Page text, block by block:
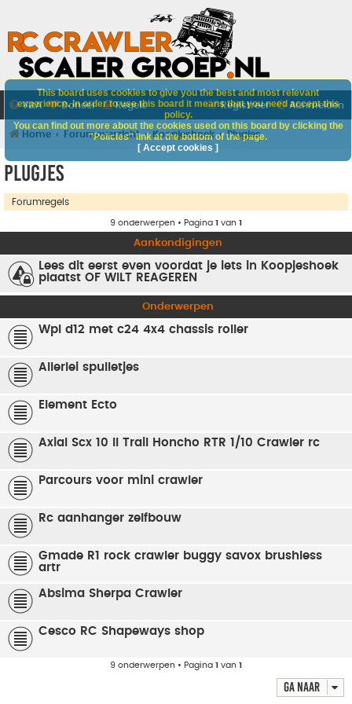
V&A Doneer Regels Aanmelden
Registreer
Home Forumoverzicht Koopjeshoek Plugjes
Plugjes
Forumregels
9 onderwerpen • Pagina 1 van 1
Aankondigingen
Lees dit eerst even voordat je iets in Koopjeshoek
plaatst OF WILT REAGEREN
Onderwerpen
Wpl d12 met c24 4x4 chassis roller
Allerlei spulletjes
Element Ecto
Axial Scx 10 II Trail Honcho RTR 1/10 Crawler rc
Parcours voor mini crawler
Rc aanhanger zelfbouw
Gmade R1 rock crawler buggy savox brushless
artr
Absima Sherpa Crawler
Cesco RC Shapeways shop
9 onderwerpen • Pagina 1 van 1
Ga naar
This board uses cookies to give you the best and most relevant
experience. In order to use this board it means that you need accept this
policy.
You can find out more about the cookies used on this board by clicking the
"Policies" link at the bottom of the page.
[ Accept cookies ]